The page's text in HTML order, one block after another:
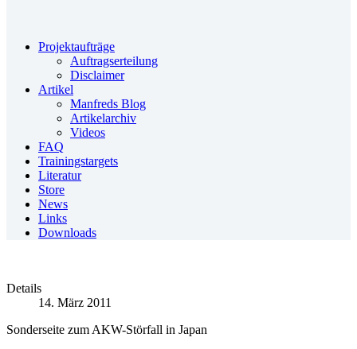
Projektaufträge
Auftragserteilung
Disclaimer
Artikel
Manfreds Blog
Artikelarchiv
Videos
FAQ
Trainingstargets
Literatur
Store
News
Links
Downloads
Details
14. März 2011
Sonderseite zum AKW-Störfall in Japan